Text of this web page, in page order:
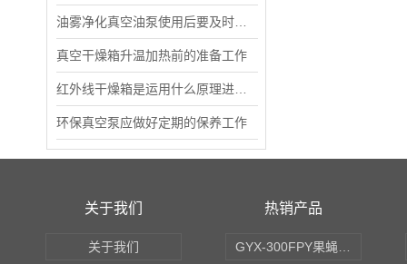
真空干燥箱升温加热前的准备工作
环保真空泵应做好定期的保养工作
关于我们
关于我们
热销产品